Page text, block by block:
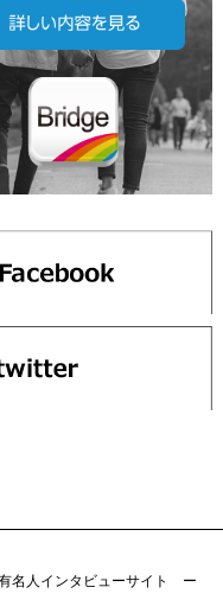
名人インタビューサイト ー